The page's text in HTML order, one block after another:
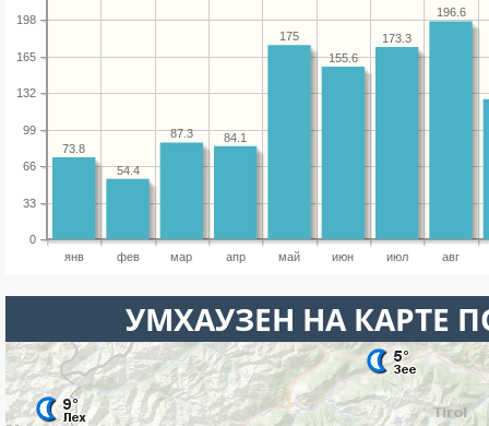
янв фев мар апр май июн июл авг
0
33
66
99
132
165
198
196.6
173.3
155.6
175
84.1
87.3
54.4
73.8
УМХАУЗЕН НА КАРТЕ